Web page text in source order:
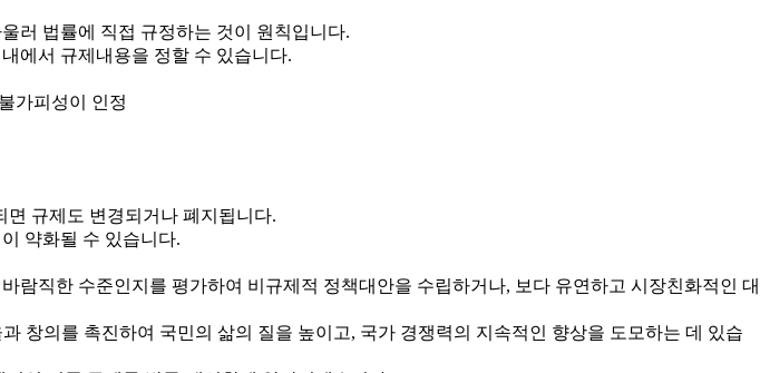
러 법률에 직접 규정하는 것이 원칙입니다.
에서 규제내용을 정할 수 있습니다.
가피성이 인정
면 규제도 변경되거나 폐지됩니다.
약화될 수 있습니다.
직한 수준인지를 평가하여 비규제적 정책대안을 수립하거나, 보다 유연하고 시장친화적인 대
창의를 촉진하여 국민의 삶의 질을 높이고, 국가 경쟁력의 지속적인 향상을 도모하는 데 있습